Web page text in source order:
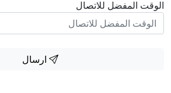
الوقت المفضل للاتصال
ارسال